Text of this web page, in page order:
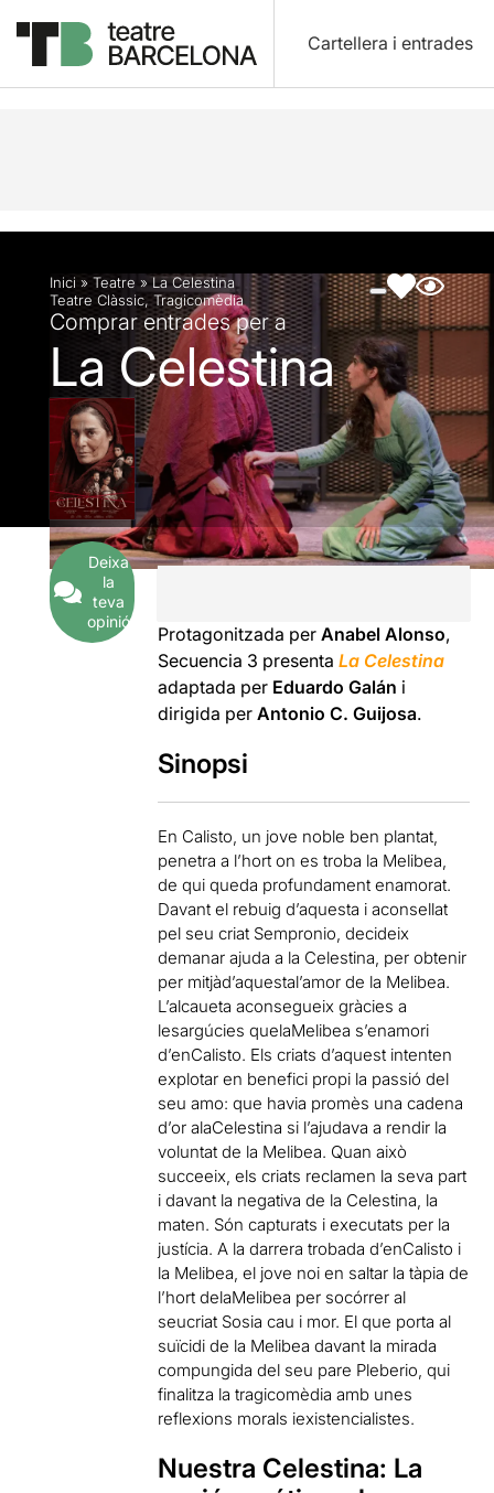
Cartellera i entrades
Descripció Fitxa artística Fotos i vídeos
Inici » Teatre »La Celestina
Teatre Clàssic,Tragicomèdia
Comprar entrades per a
La Celestina
Deixa
la
teva
opinió
Protagonitzada perAnabel Alonso,
Secuencia 3 presentaLa Celestina
adaptada per Eduardo Galán i
dirigida perAntonio C. Guijosa.
Sinopsi
En Calisto, un jove noble ben plantat,
penetra a l’hort on es troba la Melibea,
de qui queda profundament enamorat.
Davant el rebuig d’aquesta i aconsellat
pel seu criat Sempronio, decideix
demanar ajuda a la Celestina, per obtenir
per mitjàd’aquestal’amor de la Melibea.
L’alcaueta aconsegueix gràcies a
lesargúcies quelaMelibea s’enamori
d’enCalisto. Els criats d’aquest intenten
explotar en benefici propi la passió del
seu amo: que havia promès una cadena
d’or alaCelestina si l’ajudava a rendir la
voluntat de la Melibea. Quan això
succeeix, els criats reclamen la seva part
i davant la negativa de la Celestina, la
maten. Són capturats i executats per la
justícia. A la darrera trobada d’enCalisto i
la Melibea, el jove noi en saltar la tàpia de
l’hort delaMelibea per socórrer al
seucriat Sosia cau i mor. El que porta al
suïcidi de la Melibea davant la mirada
compungida del seu pare Pleberio, qui
finalitza la tragicomèdia amb unes
reflexions morals iexistencialistes.
Nuestra Celestina: La